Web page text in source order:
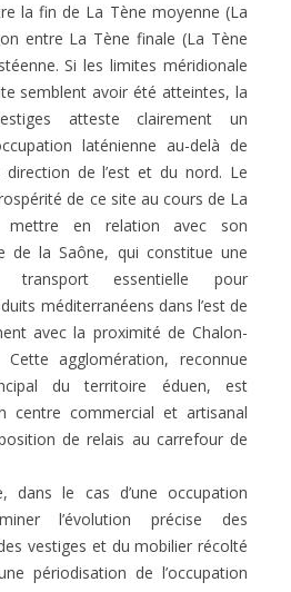
la fin de La Tène moyenne (La
entre La Tène finale (La Tène
Si les limites méridionale
semblent avoir été atteintes, la
atteste clairement un
laténienne au-delà de
direction de l’est et du nord. Le
de ce site au cours de La
en relation avec son
de la Saône, qui constitue une
essentielle pour
méditerranéens dans l’est de
avec la proximité de Chalon-
Cette agglomération, reconnue
du territoire éduen, est
centre commercial et artisanal
de relais au carrefour de
dans le cas d’une occupation
l’évolution précise des
vestiges et du mobilier récolté
périodisation de l’occupation